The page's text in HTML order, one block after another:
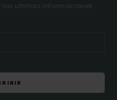
las ultimas informaciones